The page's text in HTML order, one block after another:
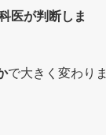
医が判断しま
で大きく変わりま